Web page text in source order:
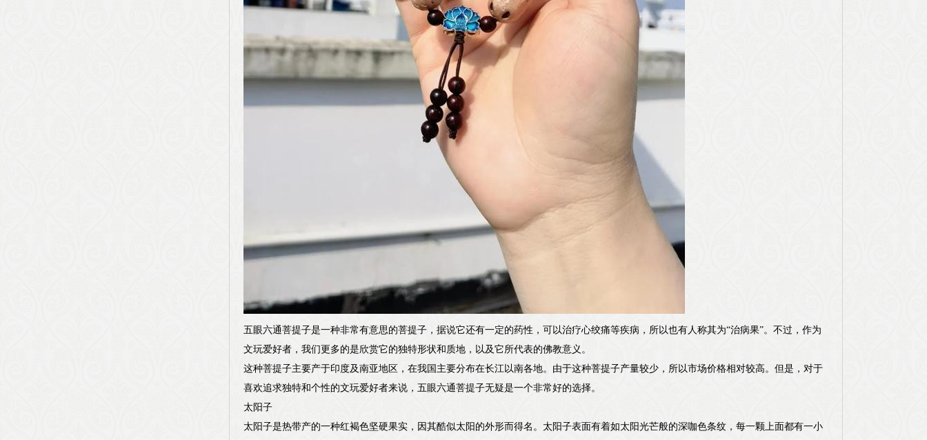
五眼六通菩提子是一种非常有意思的菩提子，据说它还有一定的药性，可以治疗心绞痛等疾病，所以也有人称其为“治病果”。不过，作为
文玩爱好者，我们更多的是欣赏它的独特形状和质地，以及它所代表的佛教意义。
这种菩提子主要产于印度及南亚地区，在我国主要分布在长江以南各地。由于这种菩提子产量较少，所以市场价格相对较高。但是，对于
喜欢追求独特和个性的文玩爱好者来说，五眼六通菩提子无疑是一个非常好的选择。
太阳子
太阳子是热带产的一种红褐色坚硬果实，因其酷似太阳的外形而得名。太阳子表面有着如太阳光芒般的深咖色条纹，每一颗上面都有一小